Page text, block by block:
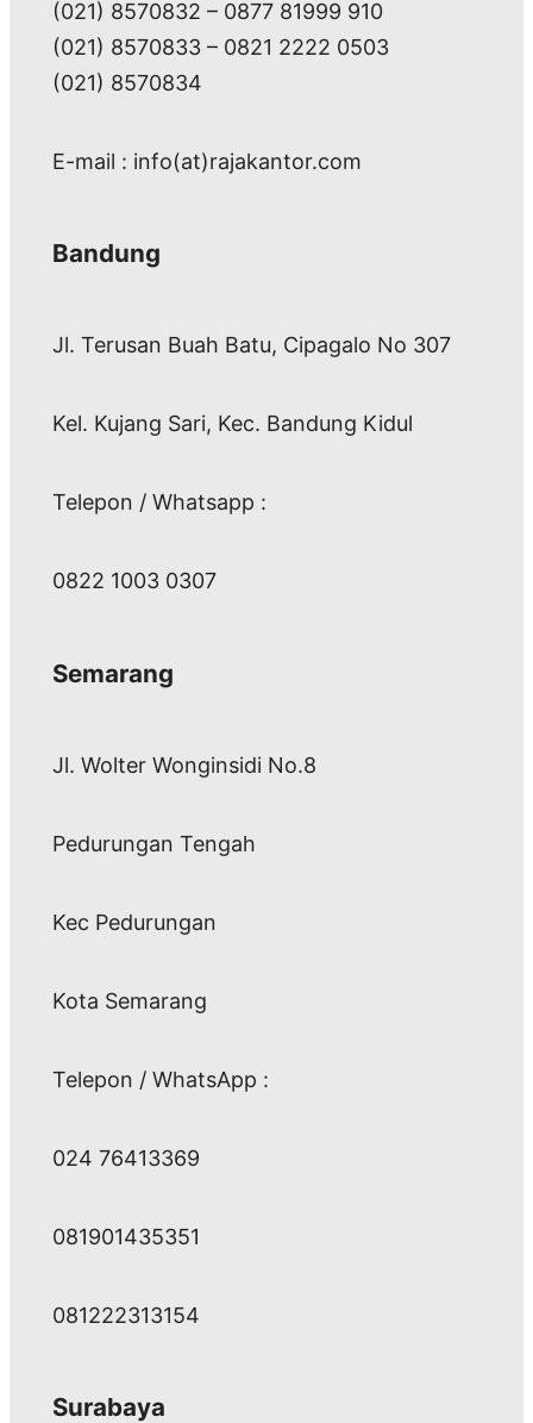
(021) 8570832 – 0877 81999 910
(021) 8570833 – 0821 2222 0503
(021) 8570834
E-mail : info(at)rajakantor.com
Bandung
Jl. Terusan Buah Batu, Cipagalo No 307
Kel. Kujang Sari, Kec. Bandung Kidul
Telepon / Whatsapp :
0822 1003 0307
Semarang
Jl. Wolter Wonginsidi No.8
Pedurungan Tengah
Kec Pedurungan
Kota Semarang
Telepon / WhatsApp :
024 76413369
081901435351
081222313154
Surabaya